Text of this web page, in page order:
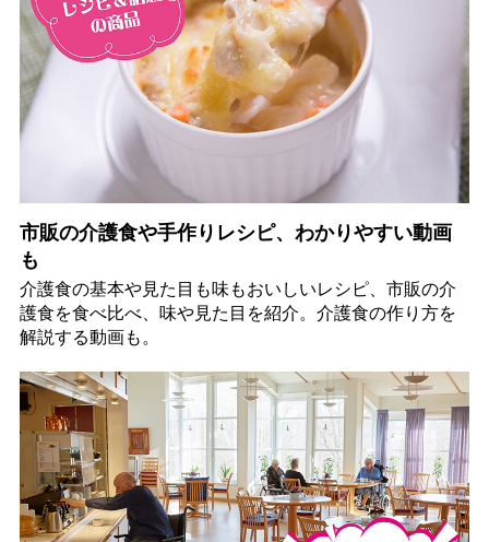
市販の介護食や手作りレシピ、わかりやすい動画
も
介護食の基本や見た目も味もおいしいレシピ、市販の介
護食を食べ比べ、味や見た目を紹介。介護食の作り方を
解説する動画も。